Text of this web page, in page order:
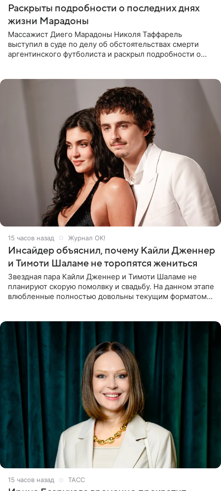
Раскрыты подробности о последних днях
жизни Марадоны
Массажист Диего Марадоны Николя Таффарель
выступил в суде по делу об обстоятельствах смерти
аргентинского футболиста и раскрыл подробности о
15 часов назад Журнал OK!
Инсайдер объяснил, почему Кайли Дженнер
и Тимоти Шаламе не торопятся жениться
Звездная пара Кайли Дженнер и Тимоти Шаламе не
планируют скорую помолвку и свадьбу. На данном этапе
влюбленные полностью довольны текущим форматом
15 часов назад ТАСС